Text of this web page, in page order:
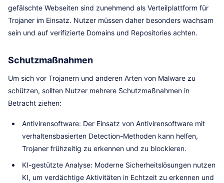
gefälschte Webseiten sind zunehmend als Verteilplattform für
Trojaner im Einsatz. Nutzer müssen daher besonders wachsam
sein und auf verifizierte Domains und Repositories achten.
Schutzmaßnahmen
Um sich vor Trojanern und anderen Arten von Malware zu
schützen, sollten Nutzer mehrere Schutzmaßnahmen in
Betracht ziehen:
Antivirensoftware: Der Einsatz von Antivirensoftware mit
verhaltensbasierten Detection-Methoden kann helfen,
Trojaner frühzeitig zu erkennen und zu blockieren.
KI-gestützte Analyse: Moderne Sicherheitslösungen nutzen
KI, um verdächtige Aktivitäten in Echtzeit zu erkennen und